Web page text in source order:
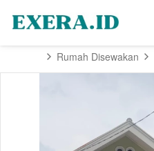
Rumah Disewakan